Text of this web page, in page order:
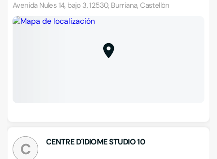
Avenida Nules 14, bajo 3, 12530, Burriana, Castellón
C CENTRE D´IDIOME STUDIO 10